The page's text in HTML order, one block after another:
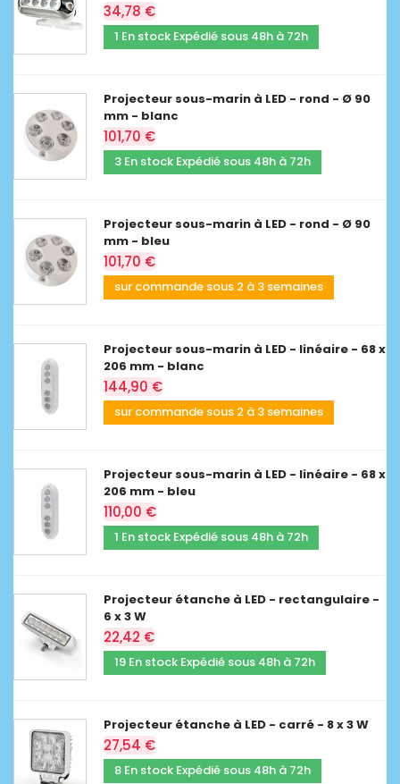
34,78 €
1 En stock Expédié sous 48h à 72h
Projecteur sous-marin à LED - rond - Ø 90
mm - blanc
101,70 €
3 En stock Expédié sous 48h à 72h
Projecteur sous-marin à LED - rond - Ø 90
mm - bleu
101,70 €
sur commande sous 2 à 3 semaines
Projecteur sous-marin à LED - linéaire - 68 x
206 mm - blanc
144,90 €
sur commande sous 2 à 3 semaines
Projecteur sous-marin à LED - linéaire - 68 x
206 mm - bleu
110,00 €
1 En stock Expédié sous 48h à 72h
Projecteur étanche à LED - rectangulaire -
6 x 3 W
22,42 €
19 En stock Expédié sous 48h à 72h
Projecteur étanche à LED - carré - 8 x 3 W
27,54 €
8 En stock Expédié sous 48h à 72h